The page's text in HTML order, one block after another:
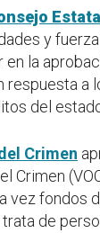
y
la
del
Crimen
Crimen
fondos
de